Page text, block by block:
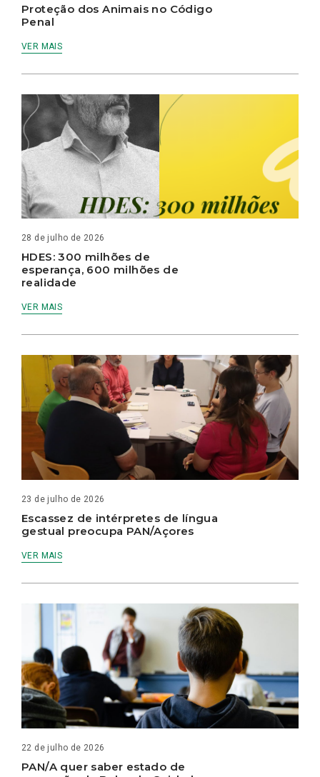
Proteção dos Animais no Código
Penal
VER MAIS
28 de julho de 2026
HDES: 300 milhões de
esperança, 600 milhões de
realidade
VER MAIS
23 de julho de 2026
Escassez de intérpretes de língua
gestual preocupa PAN/Açores
VER MAIS
22 de julho de 2026
PAN/A quer saber estado de